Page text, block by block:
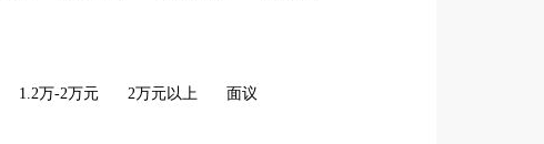
1.2万-2万元 2万元以上 面议